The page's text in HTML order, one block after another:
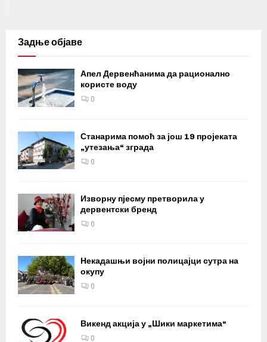
Задње објаве
Апел Дервенћанима да рационално
користе воду
0
Станарима помоћ за још 19 пројеката
„утезања“ зграда
0
Изворну пјесму претворила у
дервентски бренд
0
Некадашњи војни полицајци сутра на
окупу
0
Викенд акција у „Шики маркетима“
0